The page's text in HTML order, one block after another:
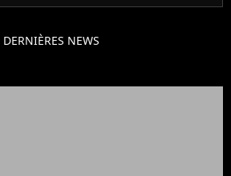
DERNIÈRES NEWS